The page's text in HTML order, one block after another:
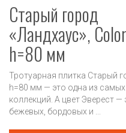
Старый город
«Ландхаус»,
h=80 мм
Тротуарная плитка Старый
h=80 мм — это одна из
коллекций. А цвет Эверест
бежевых, бордовых и ...